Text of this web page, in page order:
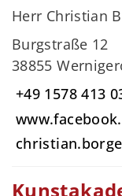
Herr Christian
Burgstraße 12
38855
+49 1578 413